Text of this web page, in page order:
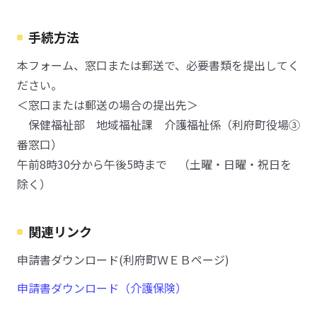
手続方法
本フォーム、窓口または郵送で、必要書類を提出してく
ださい。
＜窓口または郵送の場合の提出先＞
保健福祉部 地域福祉課 介護福祉係（利府町役場③
番窓口）
午前8時30分から午後5時まで （土曜・日曜・祝日を
除く）
関連リンク
申請書ダウンロード(利府町ＷＥＢページ)
申請書ダウンロード（介護保険）